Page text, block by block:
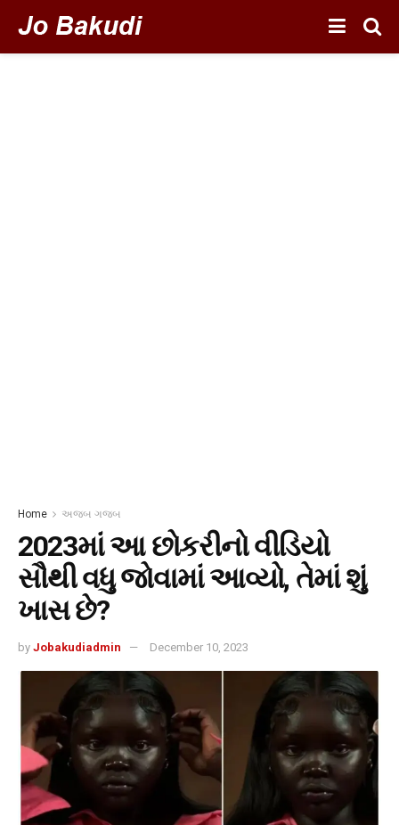
Home અજબ ગજબ
2023માં આ છોકરીનો વીડિયો
સૌથી વધુ જોવામાં આવ્યો, તેમાં શું
ખાસ છે?
by Jobakudiadmin December 10, 2023